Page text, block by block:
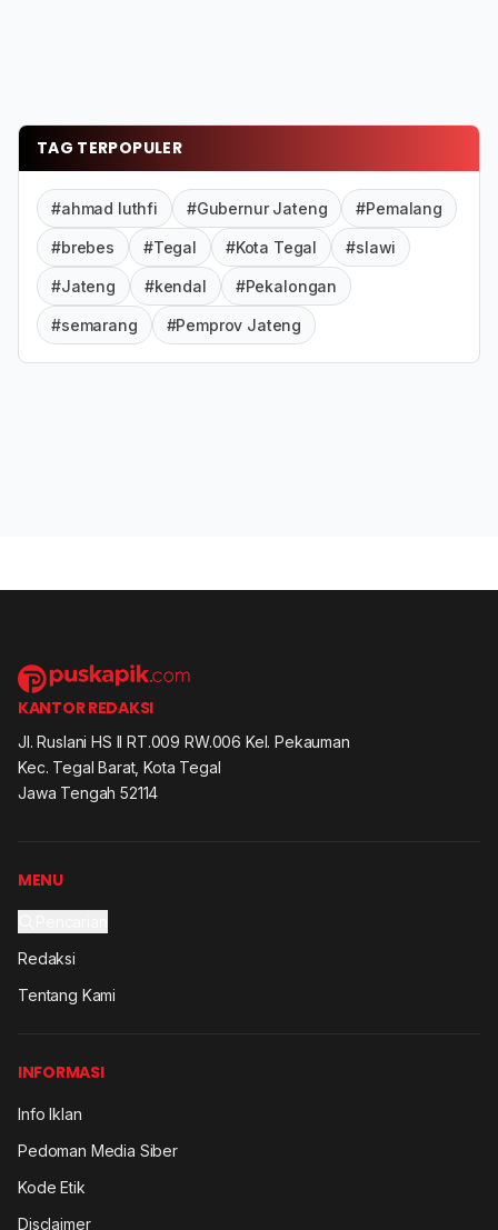
TAG TERPOPULER
#ahmad luthfi #Gubernur Jateng #Pemalang
#brebes #Tegal #Kota Tegal #slawi
#Jateng #kendal #Pekalongan
#semarang #Pemprov Jateng
KANTOR REDAKSI
Jl. Ruslani HS II RT.009 RW.006 Kel. Pekauman
Kec. Tegal Barat, Kota Tegal
Jawa Tengah 52114
MENU
Redaksi
Tentang Kami
INFORMASI
Info Iklan
Pedoman Media Siber
Kode Etik
Disclaimer